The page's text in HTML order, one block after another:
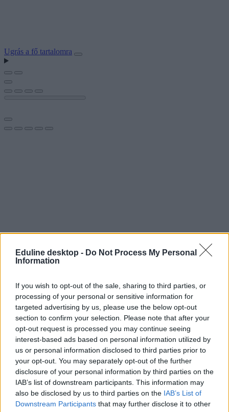
Eduline desktop - Do Not Process My Personal
Information
If you wish to opt-out of the sale, sharing to third parties, or
processing of your personal or sensitive information for
targeted advertising by us, please use the below opt-out
section to confirm your selection. Please note that after your
opt-out request is processed you may continue seeing
interest-based ads based on personal information utilized by
us or personal information disclosed to third parties prior to
your opt-out. You may separately opt-out of the further
disclosure of your personal information by third parties on the
IAB’s list of downstream participants. This information may
also be disclosed by us to third parties on the IAB’s List of
Downstream Participants that may further disclose it to other
Ugrás a fő tartalomra
#komplex alapprogram
Így reformálnák meg az oktatást: szeptemberben
kísérleti program indul hatvan iskolában
Szeptembertől kísérleti formában hatvan iskolában az "élménysuli"
módszertana alapján kezdenek el tanítani.